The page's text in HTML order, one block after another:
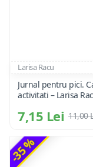
Larisa Racu
Jurnal pentru pici.
activitati – Larisa
7,15 Lei 11,00
-35 %